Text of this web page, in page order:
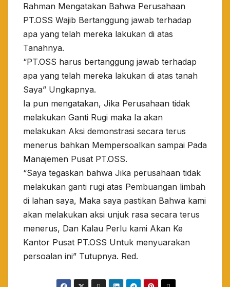
Rahman Mengatakan Bahwa Perusahaan
PT.OSS Wajib Bertanggung jawab terhadap
apa yang telah mereka lakukan di atas
Tanahnya.
“PT.OSS harus bertanggung jawab terhadap
apa yang telah mereka lakukan di atas tanah
Saya” Ungkapnya.
Ia pun mengatakan, Jika Perusahaan tidak
melakukan Ganti Rugi maka Ia akan
melakukan Aksi demonstrasi secara terus
menerus bahkan Mempersoalkan sampai Pada
Manajemen Pusat PT.OSS.
“Saya tegaskan bahwa Jika perusahaan tidak
melakukan ganti rugi atas Pembuangan limbah
di lahan saya, Maka saya pastikan Bahwa kami
akan melakukan aksi unjuk rasa secara terus
menerus, Dan Kalau Perlu kami Akan Ke
Kantor Pusat PT.OSS Untuk menyuarakan
persoalan ini” Tutupnya. Red.